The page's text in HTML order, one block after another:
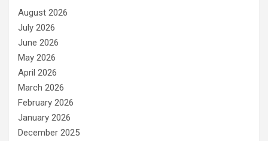
August 2026
July 2026
June 2026
May 2026
April 2026
March 2026
February 2026
January 2026
December 2025